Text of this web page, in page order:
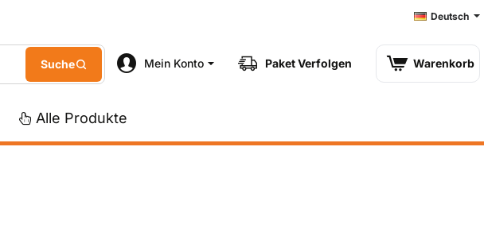
Deutsch
Mein Konto Paket Verfolgen Warenkorb
Alle Produkte